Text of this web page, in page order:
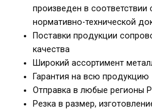
произведен в соответствии
нормативно-технической
Поставки продукции
качества
Широкий ассортимент
Гарантия на всю продукцию
Отправка в любые регионы
Резка в размер,